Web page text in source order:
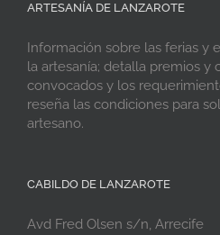
ARTESANÍA DE LANZAROTE
Información sobre las ferias y
la artesanía; detalla premios y
convocados y los
reseña las condiciones para
artesano.
CABILDO DE LANZAROTE
Avd Fred Olsen s/n, Arrecife